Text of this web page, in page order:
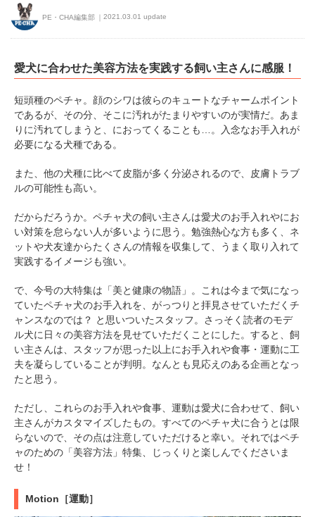
PE・CHA編集部 2021.03.01 update
愛犬に合わせた美容方法を実践する飼い主さんに感服！
短頭種のペチャ。顔のシワは彼らのキュートなチャームポイント
であるが、その分、そこに汚れがたまりやすいのが実情だ。あま
りに汚れてしまうと、におってくることも…。入念なお手入れが
必要になる犬種である。
また、他の犬種に比べて皮脂が多く分泌されるので、皮膚トラブ
ルの可能性も高い。
だからだろうか。ペチャ犬の飼い主さんは愛犬のお手入れやにお
い対策を怠らない人が多いように思う。勉強熱心な方も多く、ネ
ットや犬友達からたくさんの情報を収集して、うまく取り入れて
実践するイメージも強い。
で、今号の大特集は「美と健康の物語」。これは今まで気になっ
ていたペチャ犬のお手入れを、がっつりと拝見させていただくチ
ャンスなのでは？ と思いついたスタッフ。さっそく読者のモデ
ル犬に日々の美容方法を見せていただくことにした。すると、飼
い主さんは、スタッフが思った以上にお手入れや食事・運動に工
夫を凝らしていることが判明。なんとも見応えのある企画となっ
たと思う。
ただし、これらのお手入れや食事、運動は愛犬に合わせて、飼い
主さんがカスタマイズしたもの。すべてのペチャ犬に合うとは限
らないので、その点は注意していただけると幸い。それではペチ
ャのための「美容方法」特集、じっくりと楽しんでくださいま
せ！
Motion［運動］